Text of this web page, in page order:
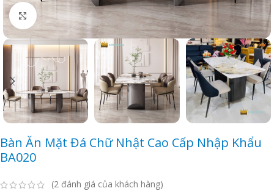
Click to enlarge
Bàn Ăn Mặt Đá Chữ Nhật Cao Cấp Nhập Khẩu
BA020
(2 đánh giá của khách hàng)